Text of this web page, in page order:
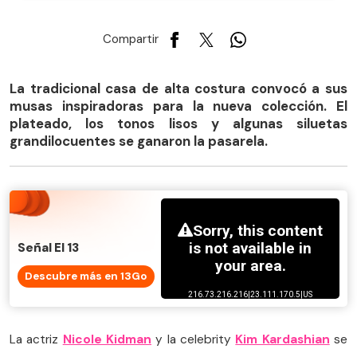
Compartir
La tradicional casa de alta costura convocó a sus
musas inspiradoras para la nueva colección. El
plateado, los tonos lisos y algunas siluetas
grandilocuentes se ganaron la pasarela.
Señal El 13
Descubre más en 13Go
La actriz Nicole Kidman y la celebrity Kim Kardashian se